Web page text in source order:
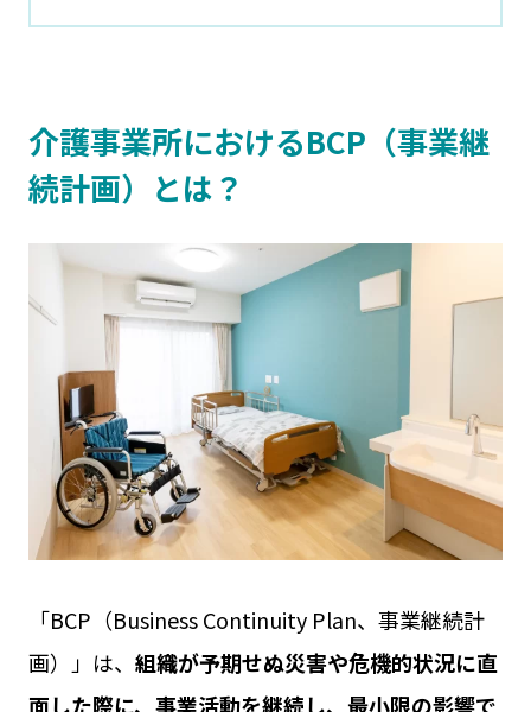
介護事業所におけるBCP（事業継
続計画）とは？
「BCP（Business Continuity Plan、事業継続計
画）」は、 組織が予期せぬ災害や危機的状況に直
面した際に、事業活動を継続し、最小限の影響で